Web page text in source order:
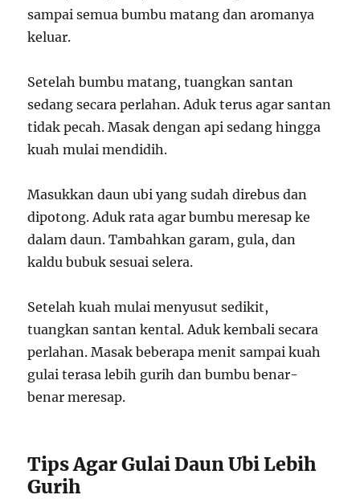
sampai semua bumbu matang dan aromanya
keluar.
Setelah bumbu matang, tuangkan santan
sedang secara perlahan. Aduk terus agar santan
tidak pecah. Masak dengan api sedang hingga
kuah mulai mendidih.
Masukkan daun ubi yang sudah direbus dan
dipotong. Aduk rata agar bumbu meresap ke
dalam daun. Tambahkan garam, gula, dan
kaldu bubuk sesuai selera.
Setelah kuah mulai menyusut sedikit,
tuangkan santan kental. Aduk kembali secara
perlahan. Masak beberapa menit sampai kuah
gulai terasa lebih gurih dan bumbu benar-
benar meresap.
Tips Agar Gulai Daun Ubi Lebih
Gurih